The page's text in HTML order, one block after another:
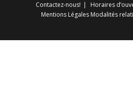
Contactez-nous!
Horaires
Mentions Légales Modalités